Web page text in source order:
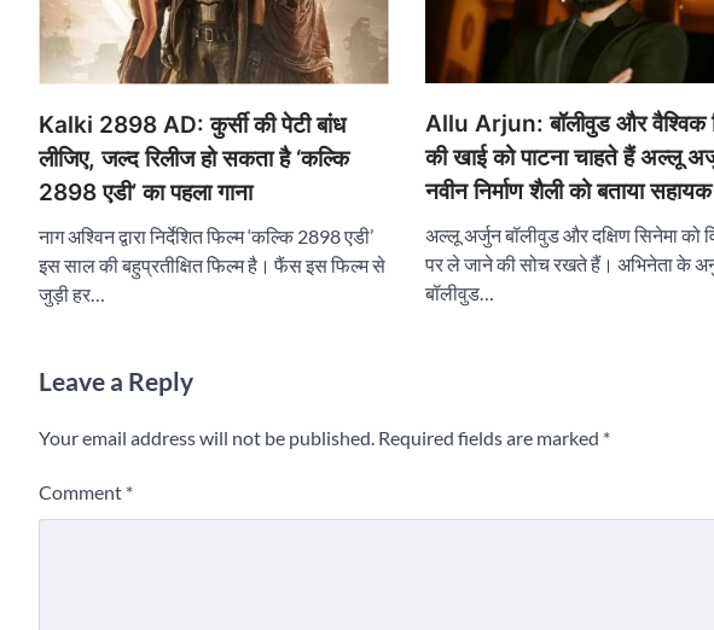
Kalki 2898 AD: कुर्सी की पेटी बांध
लीजिए, जल्द रिलीज हो सकता है ‘कल्कि
2898 एडी’ का पहला गाना
नाग अश्विन द्वारा निर्देशित फिल्म ‘कल्कि 2898 एडी’
इस साल की बहुप्रतीक्षित फिल्म है। फैंस इस फिल्म से
जुड़ी हर…
Allu Arjun: बॉलीवुड और वैश्विक
की खाई को पाटना चाहते हैं अल्लू
नवीन निर्माण शैली को बताया सहायक
अल्लू अर्जुन बॉलीवुड और दक्षिण सिनेमा को
पर ले जाने की सोच रखते हैं। अभिनेता के
बॉलीवुड…
Leave a Reply
Your email address will not be published. Required fields are marked *
Comment *